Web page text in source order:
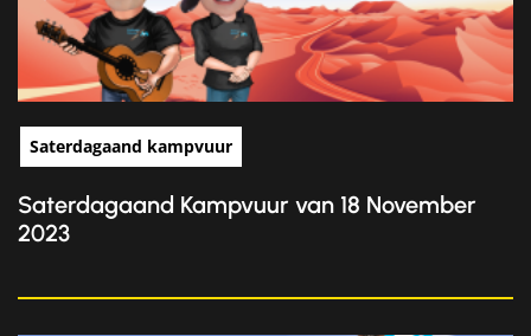
Saterdagaand kampvuur
Saterdagaand Kampvuur van 18 November
2023